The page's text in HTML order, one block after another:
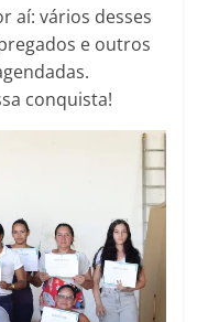
aí: vários desses
e outros
conquista!